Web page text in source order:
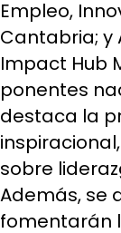
Empleo,
Cantabria; y
Impact Hub
ponentes
destaca la
sobre
Además, se
fomentarán